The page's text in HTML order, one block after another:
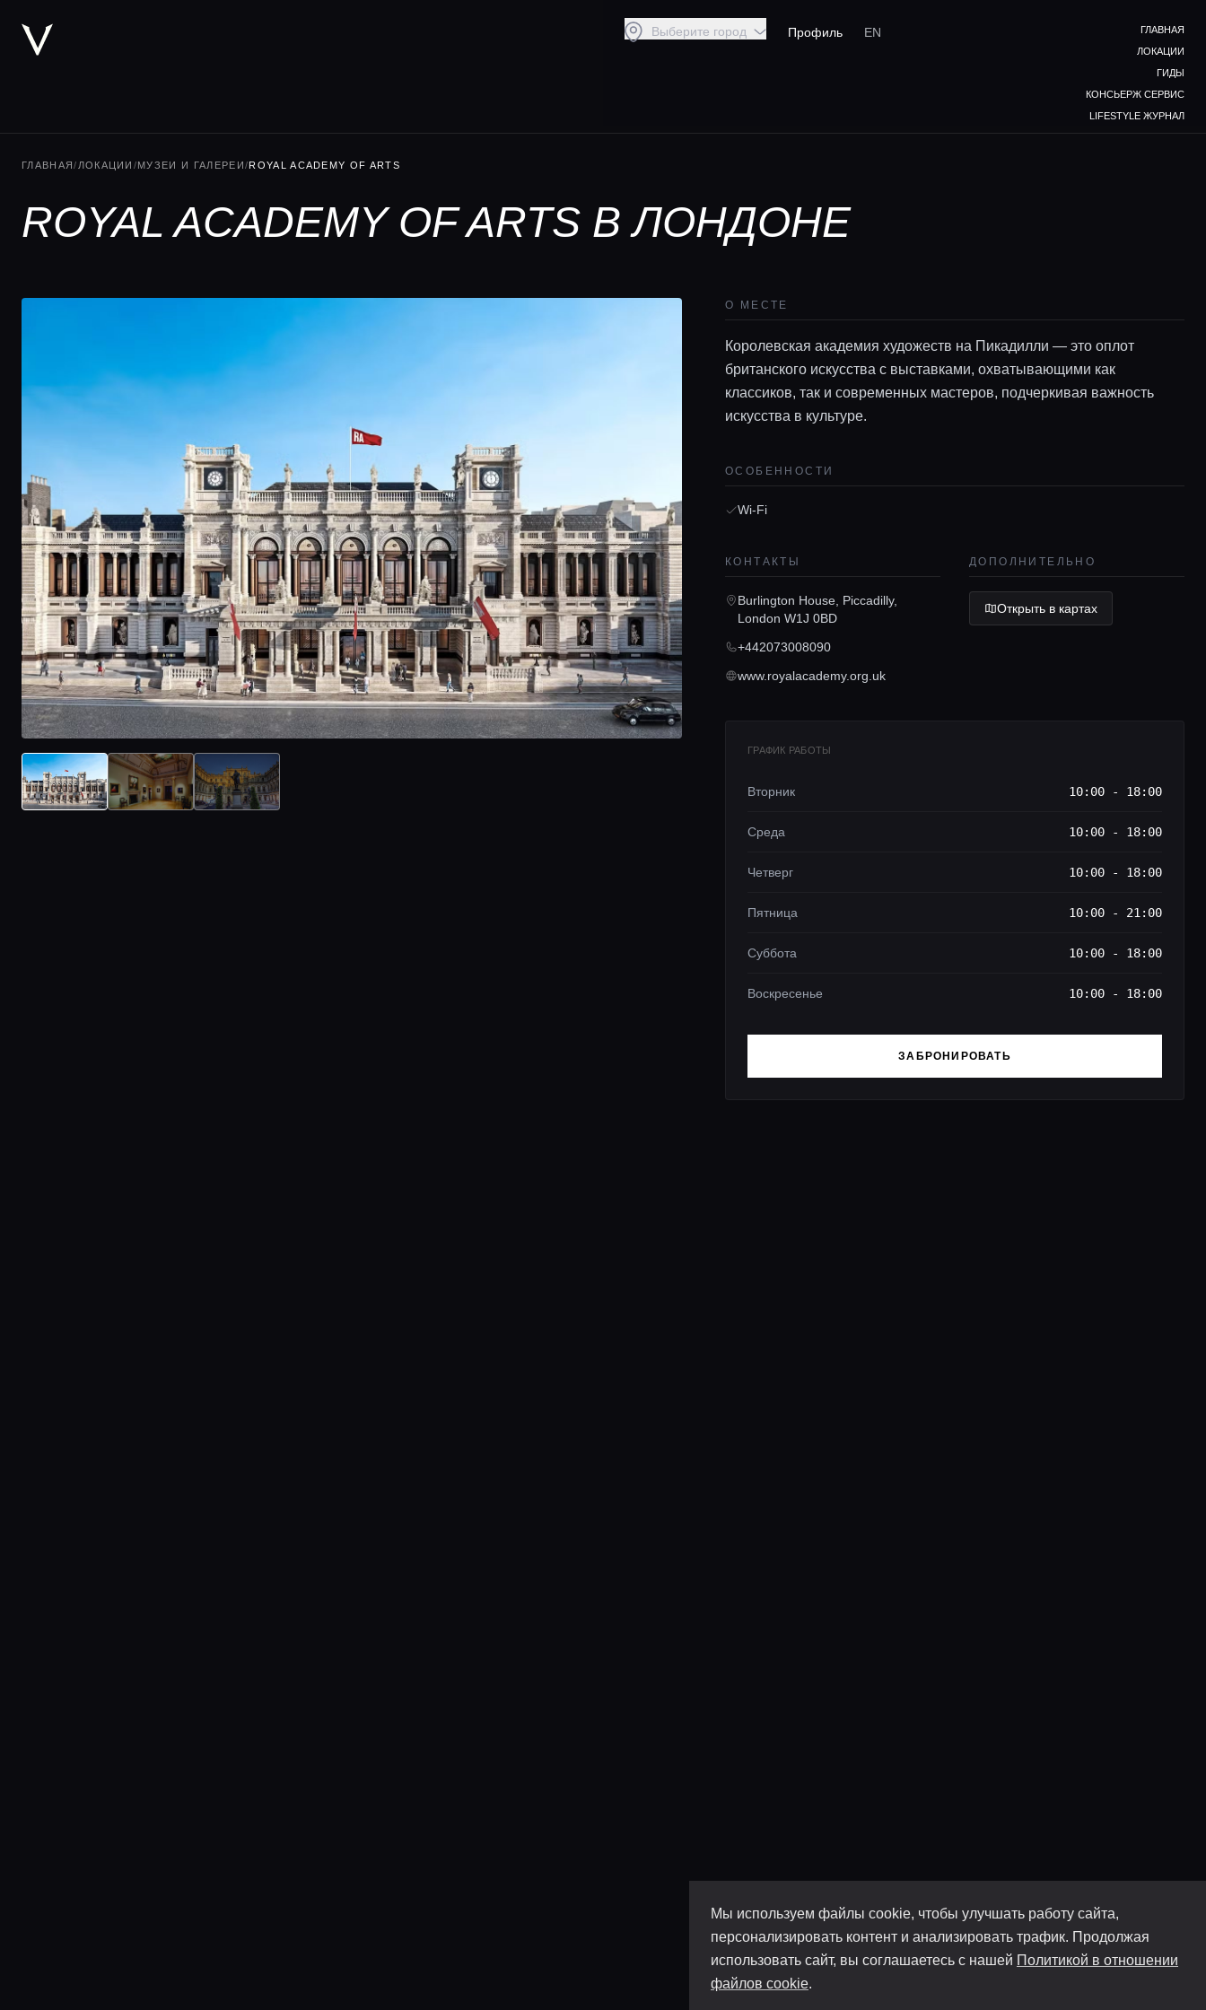
Мы используем файлы cookie, чтобы улучшать работу сайта,
персонализировать контент и анализировать трафик. Продолжая
использовать сайт, вы соглашаетесь с нашей Политикой в отношении
файлов cookie.
Выберите город Профиль EN
ГЛАВНАЯ
ЛОКАЦИИ
ГИДЫ
КОНСЬЕРЖ СЕРВИС
LIFESTYLE ЖУРНАЛ
ГЛАВНАЯ/ ЛОКАЦИИ /МУЗЕИ И ГАЛЕРЕИ/ROYAL ACADEMY OF ARTS
ROYAL ACADEMY OF ARTS В ЛОНДОНЕ
О МЕСТЕ
Королевская академия художеств на Пикадилли — это оплот
британского искусства с выставками, охватывающими как
классиков, так и современных мастеров, подчеркивая важность
искусства в культуре.
ОСОБЕННОСТИ
Wi-Fi
КОНТАКТЫ
Burlington House, Piccadilly,
London W1J 0BD
+442073008090
www.royalacademy.org.uk
ДОПОЛНИТЕЛЬНО
Открыть в картах
ГРАФИК РАБОТЫ
Вторник 10:00 - 18:00
Среда 10:00 - 18:00
Четверг 10:00 - 18:00
Пятница 10:00 - 21:00
Суббота 10:00 - 18:00
Воскресенье 10:00 - 18:00
ЗАБРОНИРОВАТЬ